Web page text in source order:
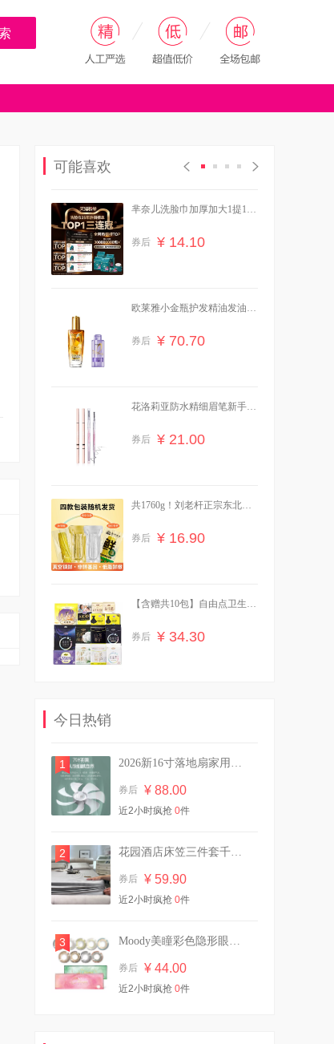
可能喜欢
芈奈儿洗脸巾加厚加大1提138
券后 ¥ 14.10
欧莱雅小金瓶护发精油发油女
券后 ¥ 70.70
花洛莉亚防水精细眉笔新手学
券后 ¥ 21.00
共1760g！刘老杆正宗东北黄
券后 ¥ 16.90
【含赠共10包】自由点卫生巾
券后 ¥ 34.30
奶/纯奶3箱
Veet薇婷净纯脱毛膏50ml
¥ 36.90
今日热销
1 2026新16寸落地扇家用静音大风力电风扇遥控
券后 ¥ 88.00
近2小时疯抢 0件
2 花园酒店床笠三件套千鸟格冰丝凉席可机洗
券后 ¥ 59.90
近2小时疯抢 0件
3 Moody美瞳彩色隐形眼镜日抛10片
券后 ¥ 44.00
近2小时疯抢 0件